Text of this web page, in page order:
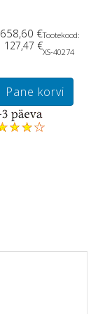
658,60 €
127,47 €
Tootekood:
XS-40274